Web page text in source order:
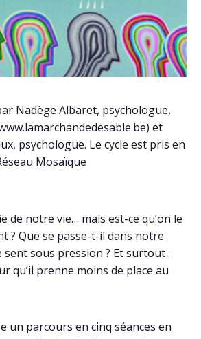
Nadège Albaret, psychologue,
et
psychologue. Le cycle est pris en
Mosaïque
de notre vie… mais est-ce qu’on le
? Que se passe-t-il dans notre
sent sous pression ? Et surtout :
qu’il prenne moins de place au
un parcours en cinq séances en